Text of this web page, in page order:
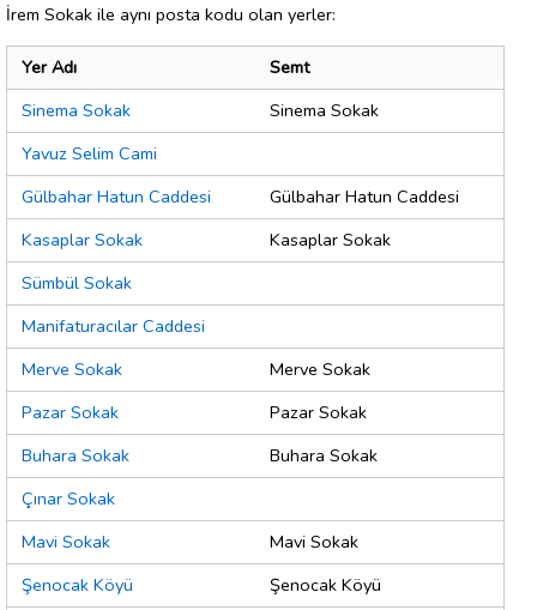
İrem Sokak ile aynı posta kodu olan yerler:
Yer Adı
Semt
Sinema Sokak
Sinema Sokak
Yavuz Selim Cami
Gülbahar Hatun Caddesi
Gülbahar Hatun Caddesi
Kasaplar Sokak
Kasaplar Sokak
Sümbül Sokak
Manifaturacılar Caddesi
Merve Sokak
Merve Sokak
Pazar Sokak
Pazar Sokak
Buhara Sokak
Buhara Sokak
Çınar Sokak
Mavi Sokak
Mavi Sokak
Şenocak Köyü
Şenocak Köyü